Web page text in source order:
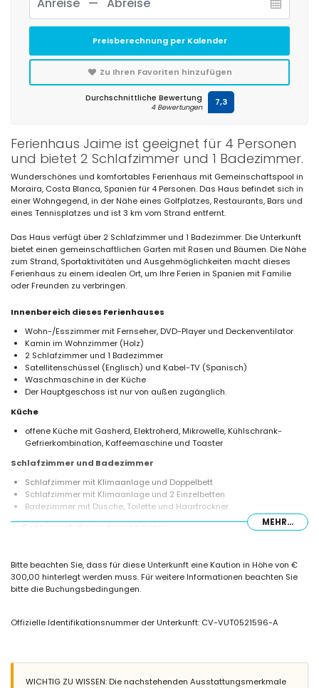
Ferienhaus Jaime ist geeignet für 4 Personen
und bietet 2 Schlafzimmer und 1 Badezimmer.
Wunderschönes und komfortables Ferienhaus mit Gemeinschaftspool in
Moraira, Costa Blanca, Spanien für 4 Personen. Das Haus befindet sich in
einer Wohngegend, in der Nähe eines Golfplatzes, Restaurants, Bars und
eines Tennisplatzes und ist 3 km vom Strand entfernt.
Das Haus verfügt über 2 Schlafzimmer und 1 Badezimmer. Die Unterkunft
bietet einen gemeinschaftlichen Garten mit Rasen und Bäumen. Die Nähe
zum Strand, Sportaktivitäten und Ausgehmöglichkeiten macht dieses
Ferienhaus zu einem idealen Ort, um Ihre Ferien in Spanien mit Familie
oder Freunden zu verbringen.
Innenbereich dieses Ferienhauses
Wohn-/Esszimmer mit Fernseher, DVD-Player und Deckenventilator
Kamin im Wohnzimmer (Holz)
2 Schlafzimmer und 1 Badezimmer
Satellitenschüssel (Englisch) und Kabel-TV (Spanisch)
Waschmaschine in der Küche
Der Hauptgeschoss ist nur von außen zugänglich.
Küche
offene Küche mit Gasherd, Elektroherd, Mikrowelle, Kühlschrank-
Gefrierkombination, Kaffeemaschine und Toaster
Schlafzimmer und Badezimmer
Schlafzimmer mit Klimaanlage und Doppelbett
Schlafzimmer mit Klimaanlage und 2 Einzelbetten
Badezimmer mit Dusche, Toilette und Haartrockner
2 überdachte Terrassen
Grill
Außendusche
Weitere Informationen
nächster Flughafen: Alicante (innerhalb von 100 Kilometern vom Haus)
MEHR...
Bitte beachten Sie, dass für diese Unterkunft eine Kaution in Höhe von €
300,00 hinterlegt werden muss. Für weitere Informationen beachten Sie
bitte die Buchungsbedingungen.
Offizielle Identifikationsnummer der Unterkunft: CV-VUT0521596-A
WICHTIG ZU WISSEN: Die nachstehenden Ausstattungsmerkmale
Preisberechnung per Kalender
Zu Ihren Favoriten hinzufügen
Durchschnittliche Bewertung
4 Bewertungen 7,3